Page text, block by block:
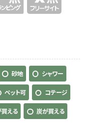
砂地 シャワー
ペット可 コテージ
える 炭が買える